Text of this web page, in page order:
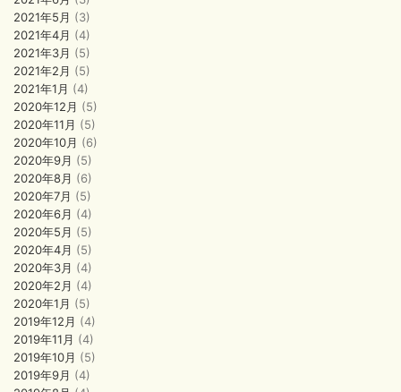
2021年5月 (3)
2021年4月 (4)
2021年3月 (5)
2021年2月 (5)
2021年1月 (4)
2020年12月 (5)
2020年11月 (5)
2020年10月 (6)
2020年9月 (5)
2020年8月 (6)
2020年7月 (5)
2020年6月 (4)
2020年5月 (5)
2020年4月 (5)
2020年3月 (4)
2020年2月 (4)
2020年1月 (5)
2019年12月 (4)
2019年11月 (4)
2019年10月 (5)
2019年9月 (4)